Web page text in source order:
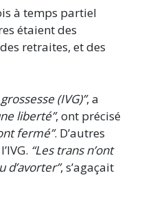
à temps partiel
étaient des
retraites, et des
(IVG)”, a
liberté”, ont précisé
fermé”. D’autres
“Les trans n’ont
d’avorter”, s’agaçait